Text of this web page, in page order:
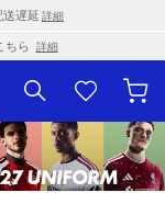
送遅延 詳細
ちら 詳細